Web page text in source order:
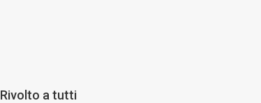
Rivolto a tutti